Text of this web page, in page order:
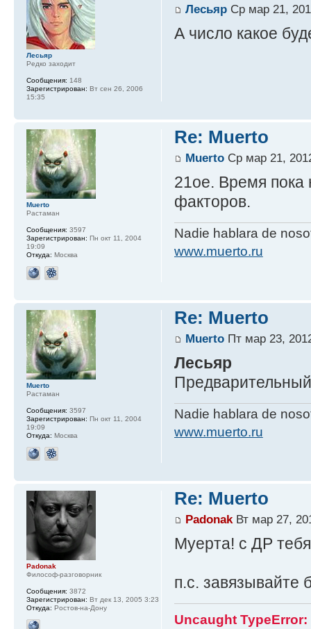
ЛесьярСр мар 21,
А число какое
Лесьяр
Редко заходит
Сообщения: 148
Зарегистрирован: Вт сен 26, 2006
15:35
Re: Muerto
MuertoСр мар 21,
21ое. Время пока
факторов.
Nadie hablara de
www.muerto.ru
Muerto
Растаман
Сообщения: 3597
Зарегистрирован: Пн окт 11, 2004
19:09
Откуда: Москва
Re: Muerto
MuertoПт мар 23,
Лесьяр
Nadie hablara de
www.muerto.ru
Muerto
Растаман
Сообщения: 3597
Зарегистрирован: Пн окт 11, 2004
19:09
Откуда: Москва
Re: Muerto
PadonakВт мар 27,
Муерта! с ДР
п.с. завязывайте
Uncaught TypeError:
Padonak
Философ-разговорник
Сообщения: 3872
Зарегистрирован: Вт дек 13, 2005 3:23
Откуда: Ростов-на-Дону